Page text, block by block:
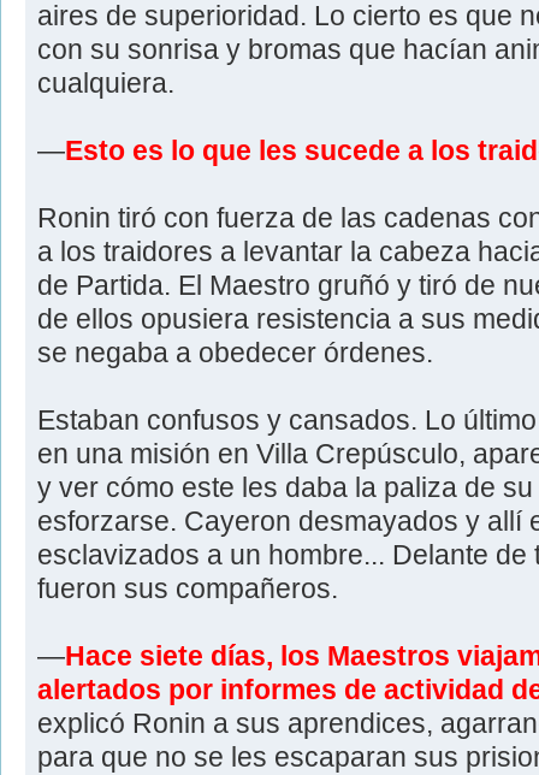
aires de superioridad. Lo cierto es que
con su sonrisa y bromas que hacían
cualquiera.
—Esto es lo que les sucede a los
Ronin tiró con fuerza de las cadenas
a los traidores a levantar la cabeza
de Partida. El Maestro gruñó y tiró de
de ellos opusiera resistencia a sus
se negaba a obedecer órdenes.
Estaban confusos y cansados. Lo
en una misión en Villa Crepúsculo,
y ver cómo este les daba la paliza de
esforzarse. Cayeron desmayados y allí
esclavizados a un hombre... Delante
fueron sus compañeros.
—Hace siete días, los Maestros
alertados por informes de actividad
explicó Ronin a sus aprendices,
para que no se les escaparan sus